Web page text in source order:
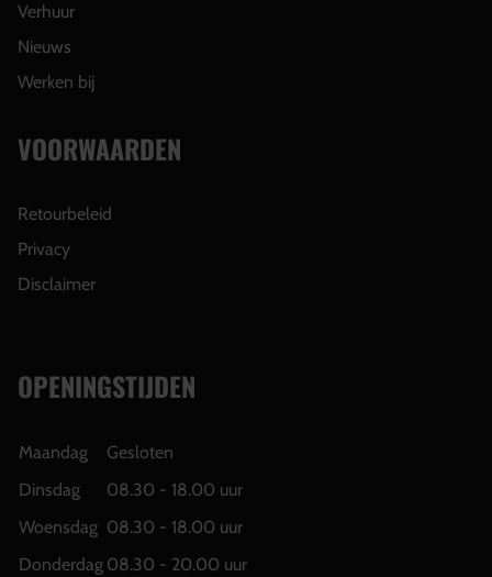
Verhuur
Nieuws
Werken bij
VOORWAARDEN
Retourbeleid
Privacy
Disclaimer
OPENINGSTIJDEN
Maandag
Gesloten
Dinsdag
08.30 - 18.00 uur
Woensdag 08.30 - 18.00 uur
Donderdag 08.30 - 20.00 uur